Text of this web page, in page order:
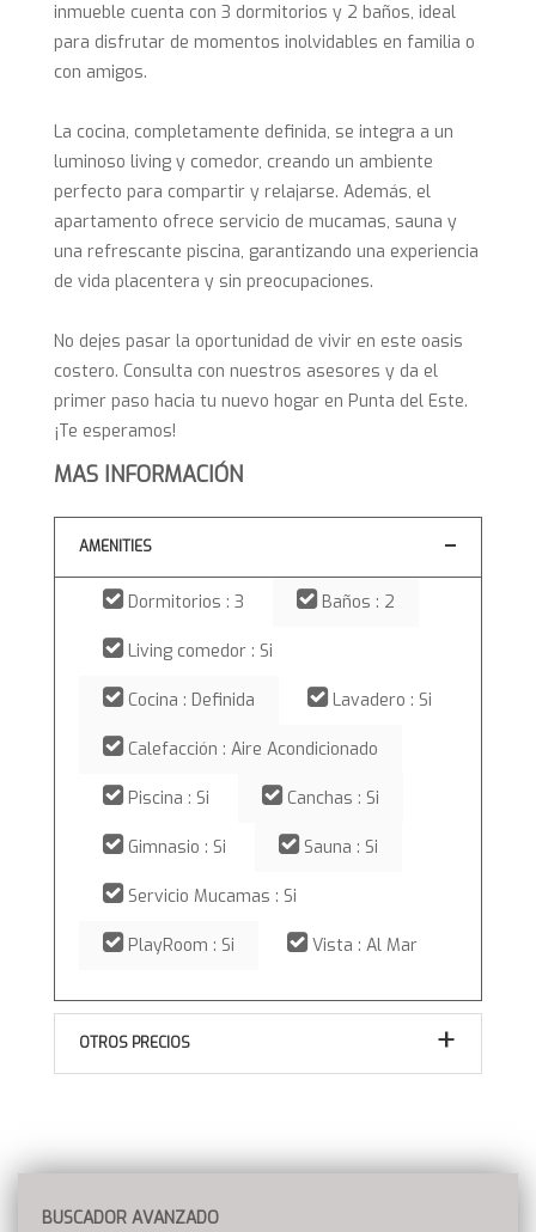
inmueble cuenta con 3 dormitorios y 2 baños, ideal
para disfrutar de momentos inolvidables en familia o
con amigos.
La cocina, completamente definida, se integra a un
luminoso living y comedor, creando un ambiente
perfecto para compartir y relajarse. Además, el
apartamento ofrece servicio de mucamas, sauna y
una refrescante piscina, garantizando una experiencia
de vida placentera y sin preocupaciones.
No dejes pasar la oportunidad de vivir en este oasis
costero. Consulta con nuestros asesores y da el
primer paso hacia tu nuevo hogar en Punta del Este.
¡Te esperamos!
MAS INFORMACIÓN
AMENITIES
Dormitorios : 3 Baños : 2
Living comedor : Si
Cocina : Definida Lavadero : Si
Calefacción : Aire Acondicionado
Piscina : Si Canchas : Si
Gimnasio : Si Sauna : Si
Servicio Mucamas : Si
PlayRoom : Si Vista : Al Mar
OTROS PRECIOS
BUSCADOR AVANZADO